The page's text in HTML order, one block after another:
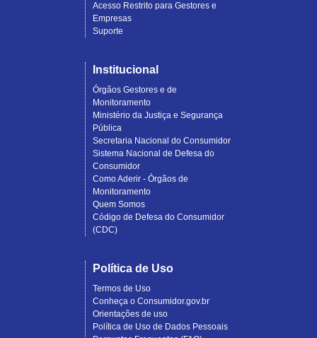
Acesso Restrito para Gestores e
Empresas
Suporte
Institucional
Órgãos Gestores e de
Monitoramento
Ministério da Justiça e Segurança
Pública
Secretaria Nacional do Consumidor
Sistema Nacional de Defesa do
Consumidor
Como Aderir - Órgãos de
Monitoramento
Quem Somos
Código de Defesa do Consumidor
(CDC)
Política de Uso
Termos de Uso
Conheça o Consumidor.gov.br
Orientações de uso
Política de Uso de Dados Pessoais